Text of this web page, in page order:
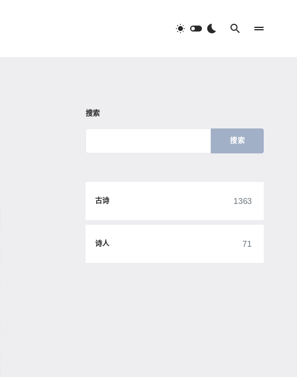
搜索
搜索
古诗 1363
诗人 71